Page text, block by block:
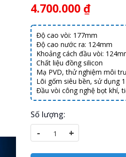
4.700.000 ₫
Độ cao vòi: 177mm
Độ cao nước ra: 124mm
Khoảng cách đầu vòi:
Chất liệu đồng silicon
Mạ PVD, thử nghiệm môi
Lõi gốm siêu bền, sử dụng
Đầu vòi công nghệ bọt khí,
Số lượng:
- +